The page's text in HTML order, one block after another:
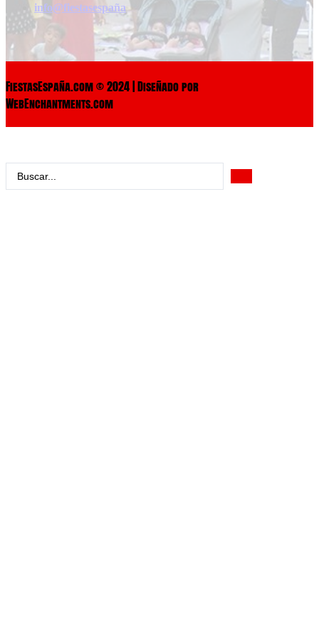
info@fiestasespaña
FiestasEspaña.com © 2024 | Diseñado por
WebEnchantments.com